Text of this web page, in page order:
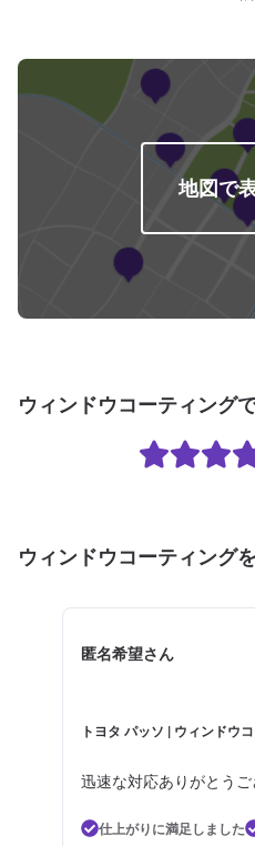
地図で
ウィンドウコーティング
ウィンドウコーティング
匿名希望さん
トヨタ パッソ | ウィンドウ
迅速な対応ありがとうご
仕上がりに満足しました